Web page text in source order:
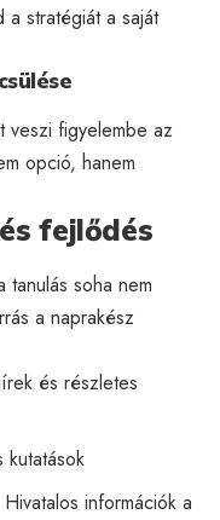
a stratégiát a saját
figyelembe az
opció, hanem
fejlődés
soha nem
a naprakész
és részletes
információk a